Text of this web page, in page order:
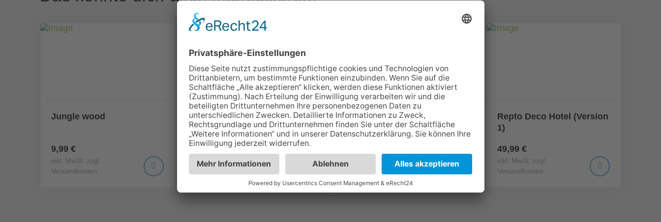
Jungle wood
9,99 €
inkl. MwSt. zzgl.
Versandkosten
Tree Vine
9,99 €
inkl. MwSt. zzgl.
Dragon Tree
inkl. MwSt. zzgl.
Repto Deco Hotel (Version
1)
49,99 €
inkl. MwSt. zzgl.
Versandkosten